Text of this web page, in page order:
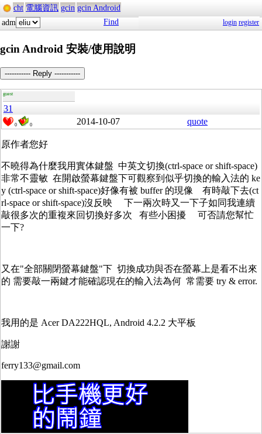
cht 電腦資訊 gcin gcin Android
adm
Find login register
gcin Android 安裝/使用說明
----------- Reply -----------
guest
31
0 0 2014-10-07 quote
原作者您好
不曉得為什麼我用實体鍵盤 中英文切換(ctrl-space or shift-space)
非常不靈敏 在開啟螢幕鍵盤下可觀察到似乎切換的輸入法的 ke
y (ctrl-space or shift-space)好像有被 buffer 的現像 有時敲下去(ct
rl-space or shift-space)沒反映 下一兩次時又一下子如同我連續
敲很多次的重複來回切換好多次 有些小困擾 可否請您幫忙
一下?
又在"全部關閉螢幕鍵盤"下 切換成功與否在螢幕上是看不出來
的 需要敲一兩鍵才能確認現在的輸入法為何 常需要 try & error.
我用的是 Acer DA222HQL, Android 4.2.2 大平板
謝謝
ferry133@gmail.com